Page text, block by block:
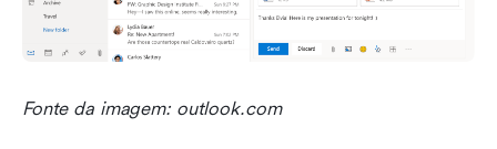
Fonte da imagem: outlook.com